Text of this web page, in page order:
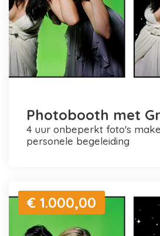
Photobooth met
4 uur onbeperkt foto's maken en printen +
personele begeleiding
€ 1.000,00